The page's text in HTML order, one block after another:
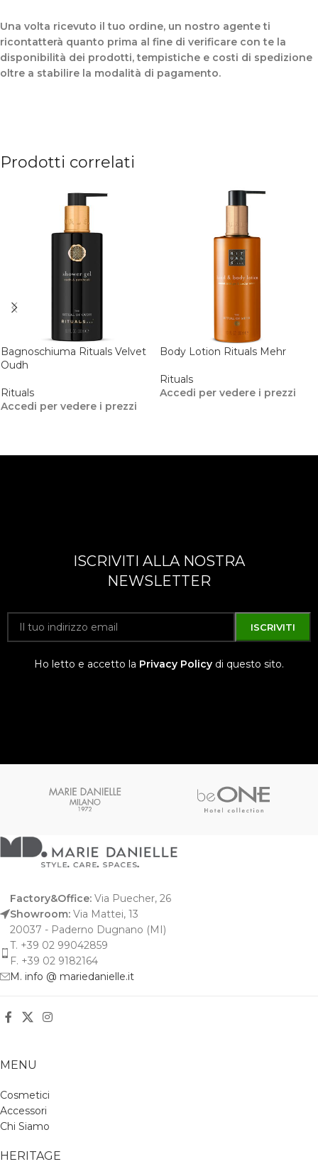
Una volta ricevuto il tuo ordine, un nostro agente ti
ricontatterà quanto prima al fine di verificare con te la
disponibilità dei prodotti, tempistiche e costi di spedizione
oltre a stabilire la modalità di pagamento.
Prodotti correlati
Bagnoschiuma Rituals Velvet
Oudh
Rituals
Accedi per vedere i prezzi
Body Lotion Rituals Mehr
Rituals
Accedi per vedere i prezzi
ISCRIVITI ALLA NOSTRA
NEWSLETTER
Ho letto e accetto la Privacy Policy di questo sito.
Factory&Office: Via Puecher, 26
Showroom: Via Mattei, 13
20037 - Paderno Dugnano (MI)
T. +39 02 99042859
F. +39 02 9182164
M. info @ mariedanielle.it
MENU
Cosmetici
Accessori
Chi Siamo
HERITAGE